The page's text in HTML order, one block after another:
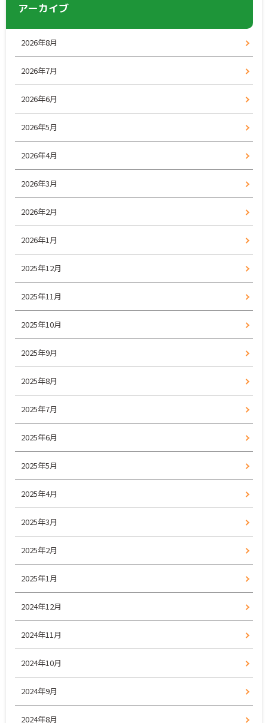
アーカイブ
2026年8月
2026年7月
2026年6月
2026年5月
2026年4月
2026年3月
2026年2月
2026年1月
2025年12月
2025年11月
2025年10月
2025年9月
2025年8月
2025年7月
2025年6月
2025年5月
2025年4月
2025年3月
2025年2月
2025年1月
2024年12月
2024年11月
2024年10月
2024年9月
2024年8月